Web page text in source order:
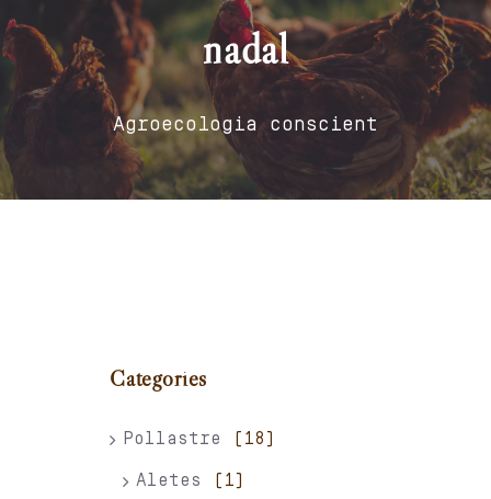
Nosaltres
Carret
nadal
Agroecologia conscient
Categories
Pollastre (18)
Aletes (1)